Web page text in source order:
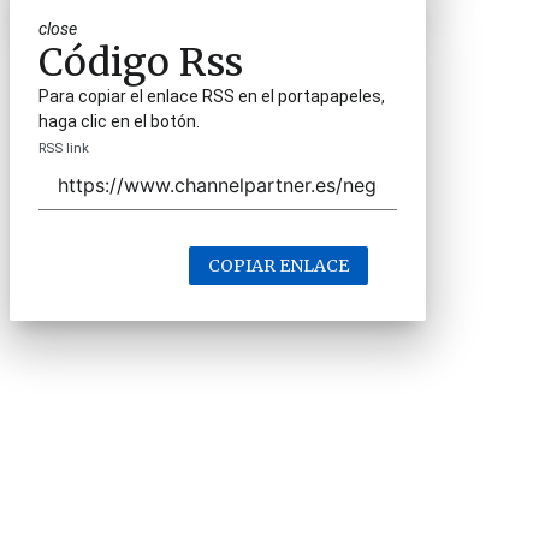
close
Código Rss
Para copiar el enlace RSS en el portapapeles,
haga clic en el botón.
RSS link
COPIAR ENLACE